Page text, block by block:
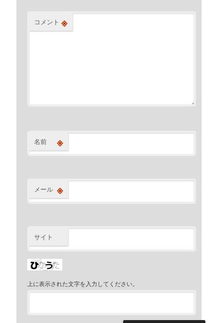
コメント ※
名前 ※
メール ※
サイト
上に表示された文字を入力してください。